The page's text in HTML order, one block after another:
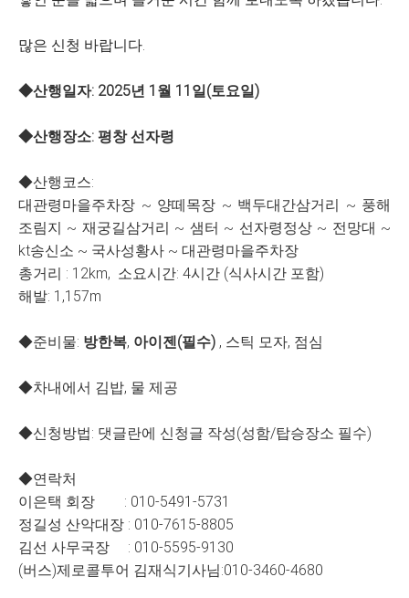
많은 신청 바랍니다.
◆산행일자: 2025년 1월 11일(토요일)
◆산행장소: 평창 선자령
◆산행코스:
대관령마을주차장 ~ 양떼목장 ~ 백두대간삼거리 ~ 풍해
조림지 ~ 재궁길삼거리 ~ 샘터 ~ 선자령정상 ~ 전망대 ~
kt송신소 ~ 국사성황사 ~ 대관령마을주차장
총거리 : 12km, 소요시간: 4시간 (식사시간 포함)
해발: 1,157m
◆준비물: 방한복, 아이젠(필수) , 스틱 모자, 점심
◆차내에서 김밥, 물 제공
◆신청방법: 댓글란에 신청글 작성(성함/탑승장소 필수)
◆연락처
이은택 회장 : 010-5491-5731
정길성 산악대장 : 010-7615-8805
김선 사무국장 : 010-5595-9130
(버스)제로콜투어 김재식기사님:010-3460-4680